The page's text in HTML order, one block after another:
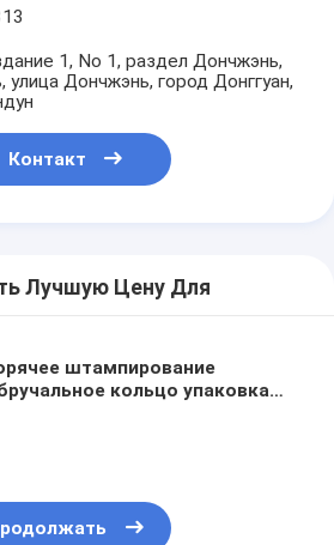
1, No 1, раздел Дончжэнь,
улица Дончжэнь, город Донггуан,
Контакт
Лучшую Цену Для
штампирование
кольцо упаковка